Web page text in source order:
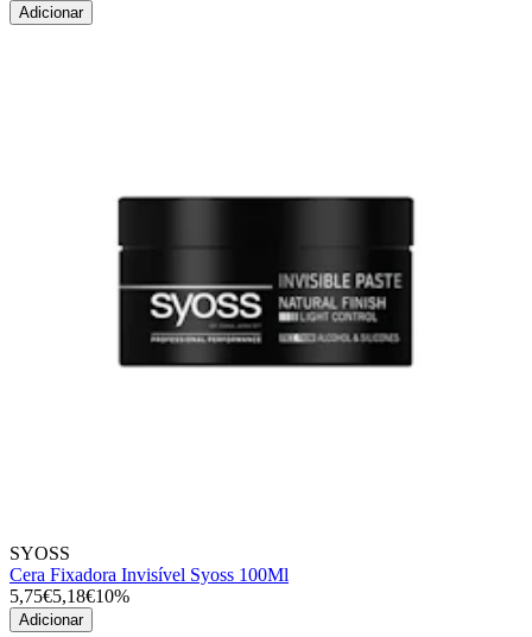
Adicionar
SYOSS
Cera Fixadora Invisível Syoss 100Ml
5,75€5,18€10%
Adicionar